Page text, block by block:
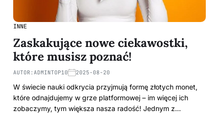
INNE
Zaskakujące nowe ciekawostki,
które musisz poznać!
AUTOR: ADMINTOP10 2025-08-20
W świecie nauki odkrycia przyjmują formę złotych monet,
które odnajdujemy w grze platformowej – im więcej ich
zobaczymy, tym większa nasza radość! Jednym z…